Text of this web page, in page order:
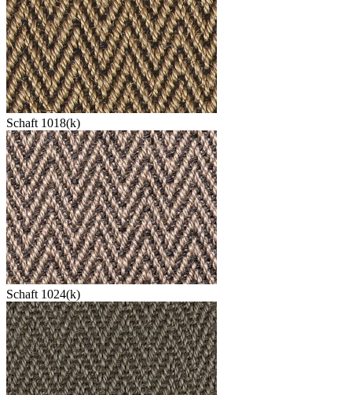
Schaft 1018(k)
Schaft 1024(k)